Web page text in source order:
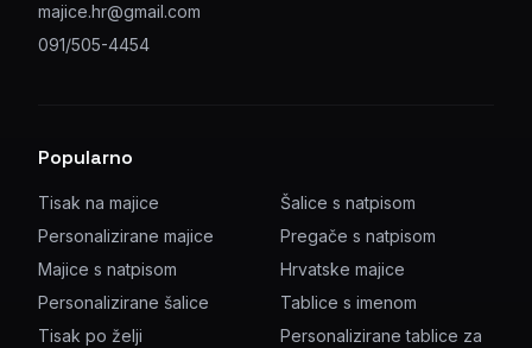
majice.hr@gmail.com
091/505-4454
Popularno
Tisak na majice
Personalizirane majice
Majice s natpisom
Personalizirane šalice
Tisak po želji
Šalice s natpisom
Pregače s natpisom
Hrvatske majice
Tablice s imenom
Personalizirane tablice za